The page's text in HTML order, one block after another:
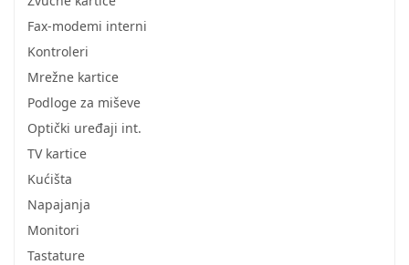
Fax-modemi interni
Kontroleri
Mrežne kartice
Podloge za miševe
Optički uređaji int.
TV kartice
Kućišta
Napajanja
Monitori
Tastature